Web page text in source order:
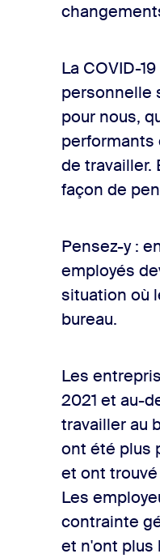
La COVID-
personnelle
pour nous,
performants
de travailler.
façon de
Pensez-y :
employés
situation où
bureau.
Les
2021 et au-
travailler au
ont été plus
et ont
Les
contrainte
et n'ont plus